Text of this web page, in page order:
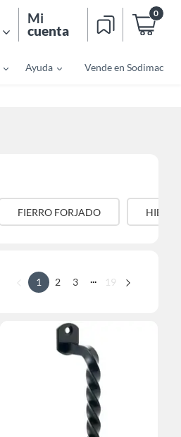
Mi
cuenta
0
Ayuda Vende en Sodimac
FIERRO FORJADO
1 2 3 ... 19